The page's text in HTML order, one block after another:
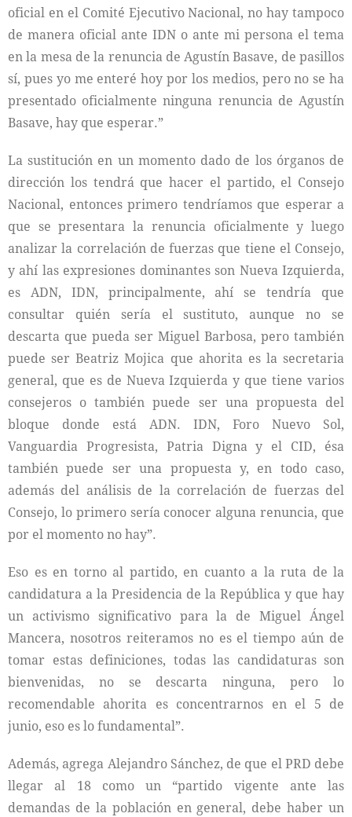
oficial en el Comité Ejecutivo Nacional, no hay tampoco
de manera oficial ante IDN o ante mi persona el tema
en la mesa de la renuncia de Agustín Basave, de pasillos
sí, pues yo me enteré hoy por los medios, pero no se ha
presentado oficialmente ninguna renuncia de Agustín
Basave, hay que esperar.”
La sustitución en un momento dado de los órganos de
dirección los tendrá que hacer el partido, el Consejo
Nacional, entonces primero tendríamos que esperar a
que se presentara la renuncia oficialmente y luego
analizar la correlación de fuerzas que tiene el Consejo,
y ahí las expresiones dominantes son Nueva Izquierda,
es ADN, IDN, principalmente, ahí se tendría que
consultar quién sería el sustituto, aunque no se
descarta que pueda ser Miguel Barbosa, pero también
puede ser Beatriz Mojica que ahorita es la secretaria
general, que es de Nueva Izquierda y que tiene varios
consejeros o también puede ser una propuesta del
bloque donde está ADN. IDN, Foro Nuevo Sol,
Vanguardia Progresista, Patria Digna y el CID, ésa
también puede ser una propuesta y, en todo caso,
además del análisis de la correlación de fuerzas del
Consejo, lo primero sería conocer alguna renuncia, que
por el momento no hay”.
Eso es en torno al partido, en cuanto a la ruta de la
candidatura a la Presidencia de la República y que hay
un activismo significativo para la de Miguel Ángel
Mancera, nosotros reiteramos no es el tiempo aún de
tomar estas definiciones, todas las candidaturas son
bienvenidas, no se descarta ninguna, pero lo
recomendable ahorita es concentrarnos en el 5 de
junio, eso es lo fundamental”.
Además, agrega Alejandro Sánchez, de que el PRD debe
llegar al 18 como un “partido vigente ante las
demandas de la población en general, debe haber un